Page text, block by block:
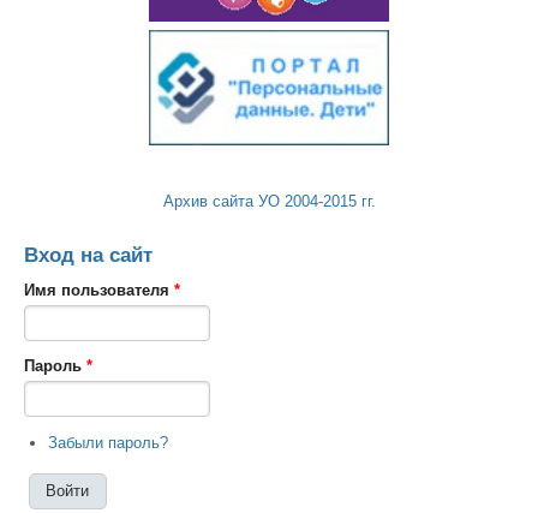
Архив сайта УО 2004-2015 гг.
Вход на сайт
Имя пользователя *
Пароль *
Забыли пароль?